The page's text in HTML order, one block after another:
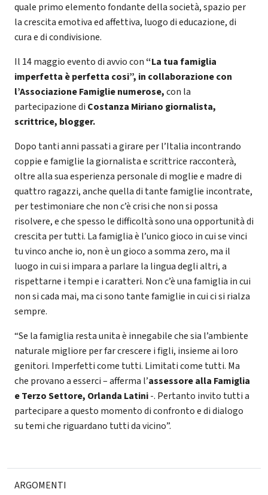
quale primo elemento fondante della società, spazio per
la crescita emotiva ed affettiva, luogo di educazione, di
cura e di condivisione.
Il 14 maggio evento di avvio con“La tua famiglia
imperfetta è perfetta cosi”, in collaborazione con
l’Associazione Famiglie numerose,con la
partecipazione di Costanza Miriano giornalista,
scrittrice, blogger.
Dopo tanti anni passati a girare per l’Italia incontrando
coppie e famiglie la giornalista e scrittrice racconterà,
oltre alla sua esperienza personale di moglie e madre di
quattro ragazzi, anche quella di tante famiglie incontrate,
per testimoniare che non c’è crisi che non si possa
risolvere, e che spesso le difficoltà sono una opportunità di
crescita per tutti. La famiglia è l’unico gioco in cui se vinci
tu vinco anche io, non è un gioco a somma zero, ma il
luogo in cui si impara a parlare la lingua degli altri, a
rispettarne i tempi e i caratteri. Non c’è una famiglia in cui
non si cada mai, ma ci sono tante famiglie in cui ci si rialza
sempre.
“Se la famiglia resta unita è innegabile che sia l’ambiente
naturale migliore per far crescere i figli, insieme ai loro
genitori. Imperfetti come tutti. Limitati come tutti. Ma
che provano a esserci – afferma l’assessore alla Famiglia
e Terzo Settore, Orlanda Latini-. Pertanto invito tutti a
partecipare a questo momento di confronto e di dialogo
su temi che riguardano tutti da vicino”.
ARGOMENTI